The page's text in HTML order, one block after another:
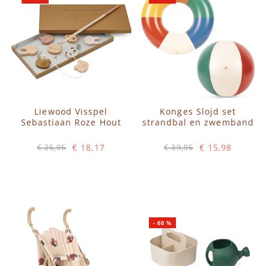
Liewood Visspel
Sebastiaan Roze Hout
€ 18,17
€ 25,95
Konges Slojd set
strandbal en zwemband
€ 15,98
€ 39,95
- 60 %